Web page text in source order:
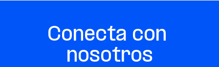
Conecta con
nosotros